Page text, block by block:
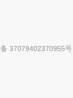
37079402370955号